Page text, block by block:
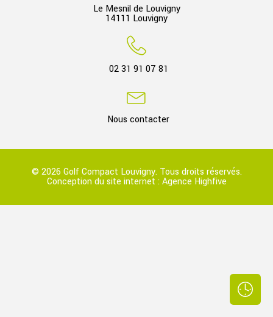
Le Mesnil de Louvigny
14111 Louvigny
02 31 91 07 81
Nous contacter
© 2026 Golf Compact Louvigny. Tous droits réservés.
Conception du site internet :Agence Highfive